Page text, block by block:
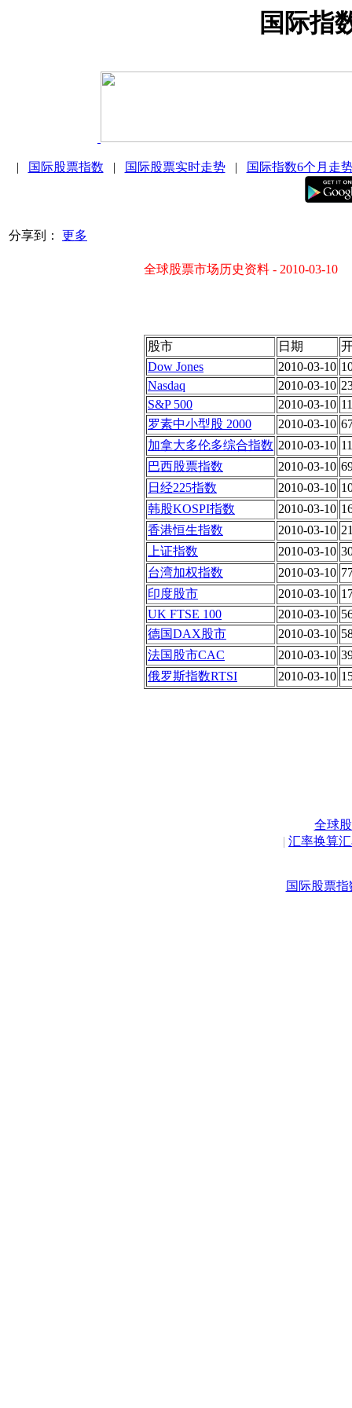
国际指
| 国际股票指数 | 国际股票实时走势| 国际指数6个月走
分享到： 更多
全球股票市场历史资料 - 2010-03-10
股市 日期
Dow Jones
2010-03-10
Nasdaq
2010-03-10
S&P 500
2010-03-10
罗素中小型股 2000
2010-03-10
加拿大多伦多综合指数 2010-03-10
巴西股票指数
2010-03-10
日经225指数
2010-03-10
韩股KOSPI指数
2010-03-10
香港恒生指数
2010-03-10
上证指数
2010-03-10
台湾加权指数
2010-03-10
印度股市
2010-03-10
UK FTSE 100
2010-03-10
德国DAX股市
2010-03-10
法国股市CAC
2010-03-10
俄罗斯指数RTSI
2010-03-10
全球
| 汇率换算
国际股票指